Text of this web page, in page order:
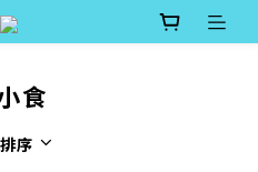
食
序